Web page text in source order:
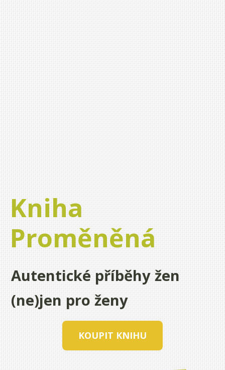
Kniha
Proměněná
Autentické příběhy žen
(ne)jen pro ženy
KOUPIT KNIHU